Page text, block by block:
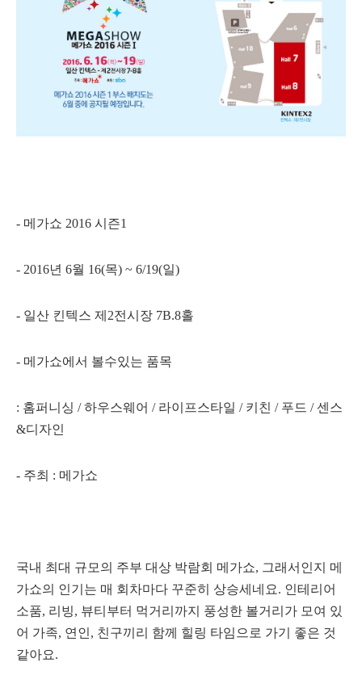
- 메가쇼 2016 시즌1
- 2016년 6월 16(목) ~ 6/19(일)
- 일산 킨텍스 제2전시장 7B.8홀
- 메가쇼에서 볼수있는 품목
: 홈퍼니싱 / 하우스웨어 / 라이프스타일 / 키친 / 푸드 / 센스
&디자인
- 주최 : 메가쇼
국내 최대 규모의 주부 대상 박람회 메가쇼, 그래서인지 메
가쇼의 인기는 매 회차마다 꾸준히 상승세네요. 인테리어
소품, 리빙, 뷰티부터 먹거리까지 풍성한 볼거리가 모여 있
어 가족, 연인, 친구끼리 함께 힐링 타임으로 가기 좋은 것
같아요.